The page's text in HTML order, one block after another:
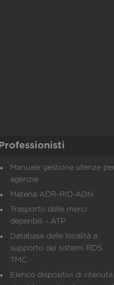
Professionisti
Manuale gestione utenze
agenzie
Materia ADR-RID-ADN
Trasporto delle merci
deperibili - ATP
Database delle località a
supporto dei sistemi RDS
TMC
Elenco dispositivi di ritenuta